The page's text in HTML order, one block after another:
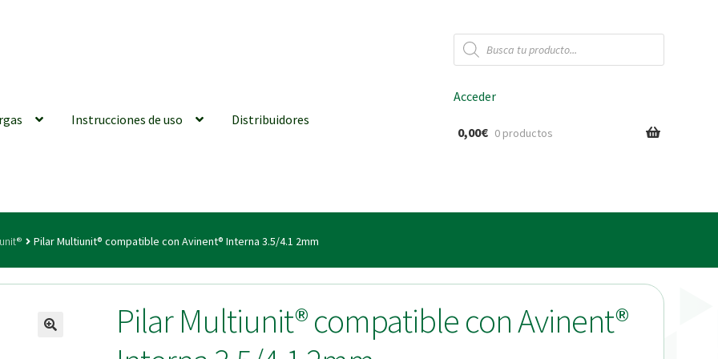
Búsqueda
de
productos
Instrucciones de uso Distribuidores
generales Conexiones CAD CAM Distribuidores
| Tienda Online!
Acceder
0,00€ 0 productos
Pilar Multiunit® compatible con Avinent® Interna 3.5/4.1 2mm
Pilar Multiunit® compatible con Avinent®